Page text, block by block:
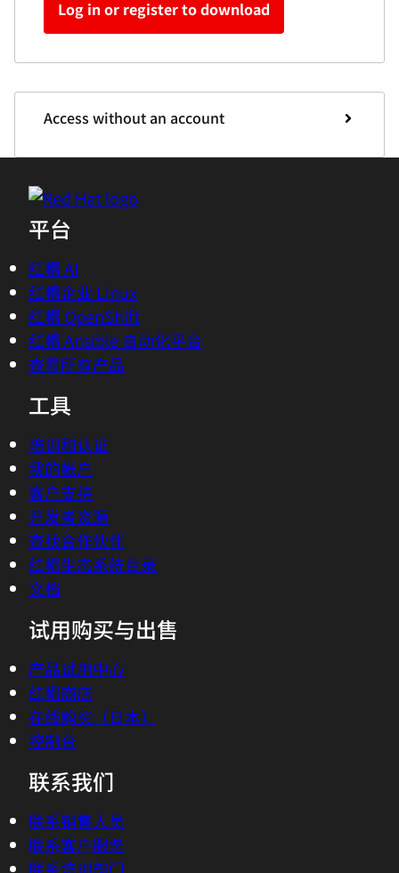
无需帐户即可访问
平台
红帽 AI
红帽企业 Linux
红帽 OpenShift
红帽 Ansible 自动化平台
查看所有产品
工具
培训和认证
我的帐户
客户支持
开发者资源
查找合作伙伴
红帽生态系统目录
文档
试用购买与出售
产品试用中心
红帽商店
在线购买（日本）
控制台
联系我们
联系销售人员
联系客户服务
联系培训部门
社交媒体